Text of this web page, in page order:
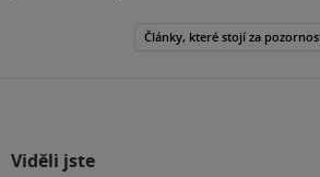
Články, které stojí za
Viděli jste